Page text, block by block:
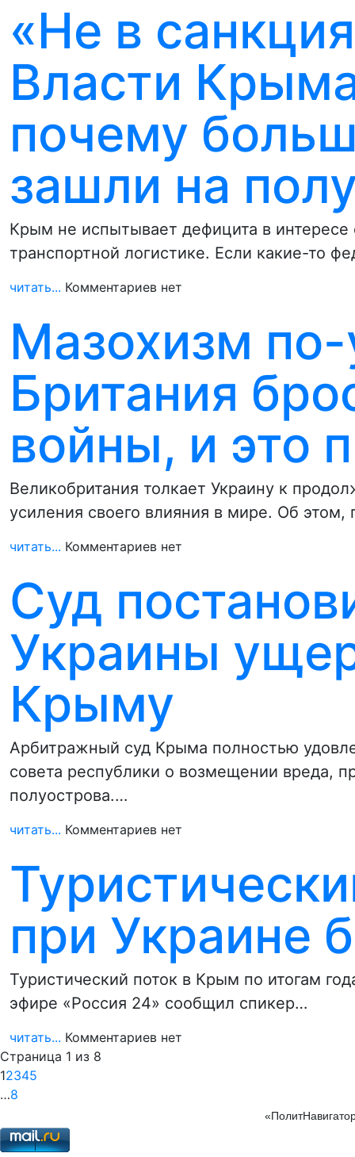
«Не в
Власти
почему
зашли на
Крым не испытывает дефицита в
транспортной логистике. Если какие-то
читать... Комментариев нет
Мазохизм
Британия
войны, и это
Великобритания толкает Украину к
усиления своего влияния в мире. Об этом,
читать... Комментариев нет
Суд
Украины
Крыму
Арбитражный суд Крыма полностью
совета республики о возмещении вреда,
полуострова.…
читать... Комментариев нет
при Украине
Туристический поток в Крым по итогам
эфире «Россия 24» сообщил спикер…
читать... Комментариев нет
Страница 1 из 8
12345
…8